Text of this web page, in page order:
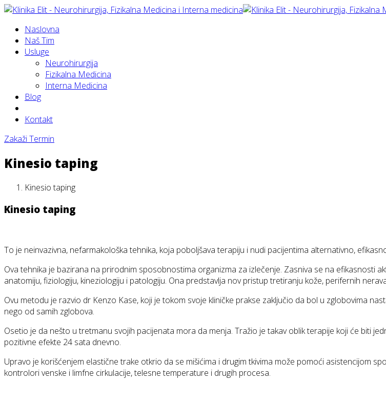
Naslovna
Naš Tim
Usluge
Neurohirurgija
Fizikalna Medicina
Interna Medicina
Blog
Kontakt
Zakaži Termin
Kinesio taping
Kinesio taping
Kinesio taping
To je neinvazivna, nefarmakološka tehnika, koja poboljšava terapiju i nudi pacijentima alternativno,
Ova tehnika je bazirana na prirodnim sposobnostima organizma za izlečenje. Zasniva se na efikasnosti
anatomiju, fiziologiju, kineziologiju i patologiju. Ona predstavlja nov pristup tretiranju kože, perifernih
Ovu metodu je razvio dr Kenzo Kase, koji je tokom svoje kliničke prakse zaključio da bol u zglobovima
nego od samih zglobova.
Osetio je da nešto u tretmanu svojih pacijenata mora da menja. Tražio je takav oblik terapije koji će biti
pozitivne efekte 24 sata dnevno.
Upravo je korišćenjem elastične trake otkrio da se mišićima i drugim tkivima može pomoći asistencijom
kontrolori venske i limfne cirkulacije, telesne temperature i drugih procesa.